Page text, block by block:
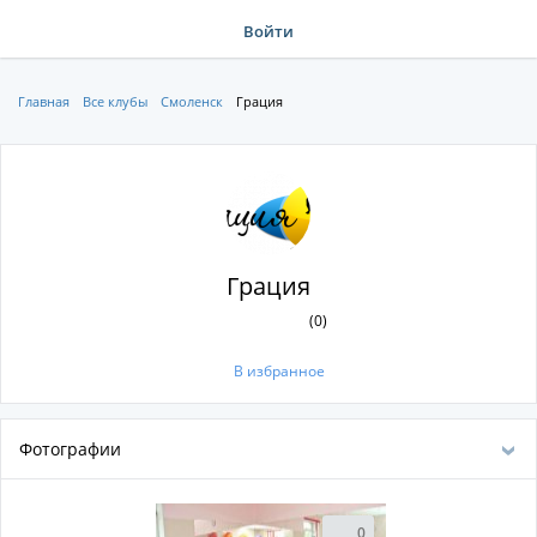
Войти
Главная Все клубы Смоленск Грация
Грация
(0)
В избранное
Фотографии
0